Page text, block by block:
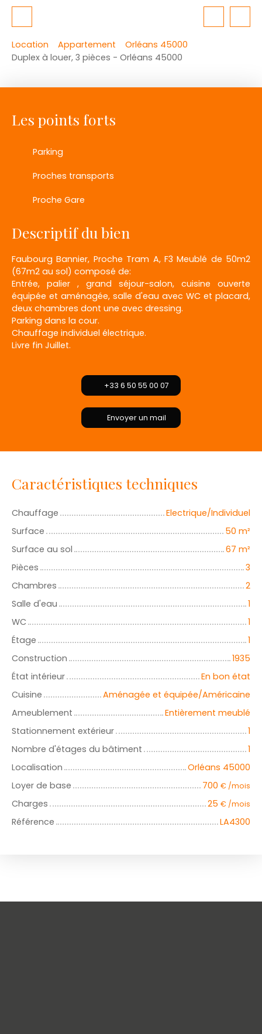
Location Appartement
Orléans 45000
Duplex à louer, 3 pièces - Orléans 45000
Les points forts
Parking
Proches transports
Proche Gare
Descriptif du bien
Faubourg Bannier, Proche Tram A, F3 Meublé de 50m2
(67m2 au sol) composé de:
Entrée, palier , grand séjour-salon, cuisine ouverte
équipée et aménagée, salle d'eau avec WC et placard,
deux chambres dont une avec dressing.
Parking dans la cour.
Chauffage individuel électrique.
Livre fin Juillet.
+33 6 50 55 00 07
Envoyer un mail
Caractéristiques techniques
Chauffage
Electrique/Individuel
Surface
50 m²
Surface au sol
67 m²
Pièces
3
Chambres
2
Salle d'eau
1
WC
1
Étage
1
Construction
1935
État intérieur
En bon état
Cuisine
Aménagée et équipée/Américaine
Ameublement
Entièrement meublé
Stationnement extérieur
1
Nombre d'étages du bâtiment
1
Localisation
Orléans 45000
Loyer de base
700 € /mois
Charges 25 € /mois
Référence LA4300